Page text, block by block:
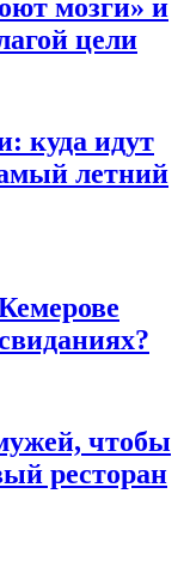
мозги» и
цели
куда идут
летний
чтобы
ресторан